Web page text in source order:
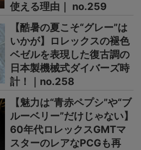
使える理由｜ no.259
【酷暑の夏こそ“グレー”は
いかが】ロレックスの褪色
ベゼルを表現した復古調の
日本製機械式ダイバーズ時
計！｜no.258
【魅力は“青赤ペプシ”や“ブ
ルーベリー”だけじゃない】
60年代ロレックスGMTマ
スターのレアなPCGも再